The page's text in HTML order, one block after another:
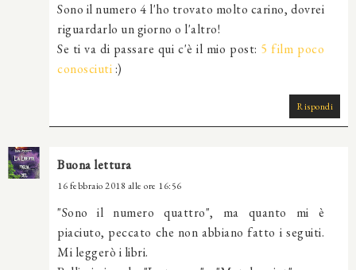
Sono il numero 4 l'ho trovato molto carino, dovrei
riguardarlo un giorno o l'altro!
Se ti va di passare qui c'è il mio post: 5 film poco
conosciuti:)
Rispondi
Buona lettura
16 febbraio 2018 alle ore 16:56
"Sono il numero quattro", ma quanto mi è
piaciuto, peccato che non abbiano fatto i seguiti.
Mi leggerò i libri.